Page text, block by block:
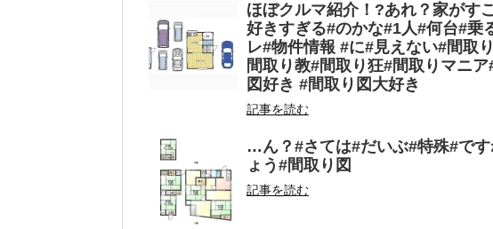
ほぼクルマ紹介！?あれ？家がす
好きすぎる#のかな#1人#何台#乗
レ#物件情報 #に#見えない#間取
間取り教#間取り狂#間取りマニ
図好き #間取り図大好き
記事を読む
…ん？#さては#だいぶ#特殊#で
ょう#間取り図
記事を読む